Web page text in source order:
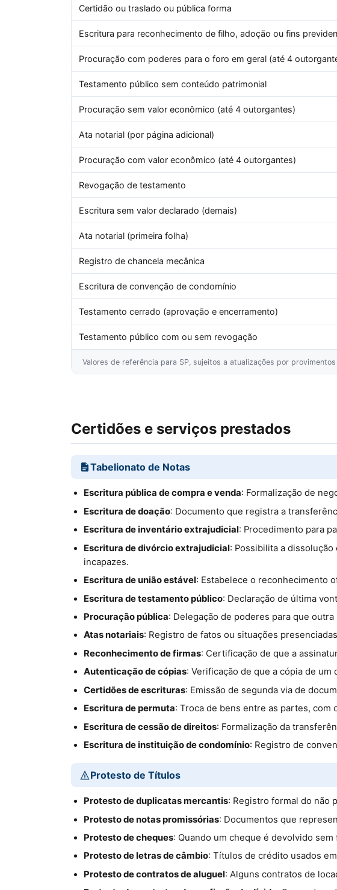
Certidão ou traslado ou pública forma
Escritura para reconhecimento de filho, adoção ou fins
Procuração com poderes para o foro em geral (até 4
Testamento público sem conteúdo patrimonial
Procuração sem valor econômico (até 4 outorgantes)
Ata notarial (por página adicional)
Procuração com valor econômico (até 4 outorgantes)
Revogação de testamento
Escritura sem valor declarado (demais)
Ata notarial (primeira folha)
Registro de chancela mecânica
Escritura de convenção de condomínio
Testamento cerrado (aprovação e encerramento)
Testamento público com ou sem revogação
Valores de referência para SP, sujeitos a atualizações por
Certidões e serviços prestados
Tabelionato de Notas
Escritura pública de compra e venda: Formalização de
Escritura de doação: Documento que registra a
Escritura de inventário extrajudicial: Procedimento para
Escritura de divórcio extrajudicial: Possibilita a
incapazes.
Escritura de união estável: Estabelece o reconhecimento
Escritura de testamento público: Declaração de última
Procuração pública: Delegação de poderes para que
Atas notariais: Registro de fatos ou situações
Reconhecimento de firmas: Certificação de que a
Autenticação de cópias: Verificação de que a cópia de
Certidões de escrituras: Emissão de segunda via de
Escritura de permuta: Troca de bens entre as partes,
Escritura de cessão de direitos: Formalização da
Escritura de instituição de condomínio: Registro de
Protesto de Títulos
Protesto de duplicatas mercantis: Registro formal do não
Protesto de notas promissórias: Documentos que
Protesto de cheques: Quando um cheque é devolvido
Protesto de letras de câmbio: Títulos de crédito usados
Protesto de contratos de aluguel: Alguns contratos de